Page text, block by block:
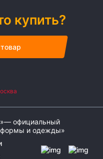
купить?
официальный
формы и одежды»